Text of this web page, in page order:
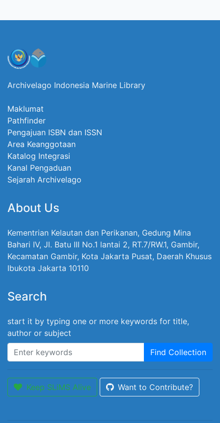
Archivelago Indonesia Marine Library
Maklumat
Pathfinder
Pengajuan ISBN dan ISSN
Area Keanggotaan
Katalog Integrasi
Kanal Pengaduan
Sejarah Archivelago
About Us
Kementrian Kelautan dan Perikanan, Gedung Mina
Bahari IV, Jl. Batu III No.1 lantai 2, RT.7/RW.1, Gambir,
Kecamatan Gambir, Kota Jakarta Pusat, Daerah Khusus
Ibukota Jakarta 10110
Search
start it by typing one or more keywords for title,
author or subject
Find Collection
Keep SLiMS Alive Want to Contribute?